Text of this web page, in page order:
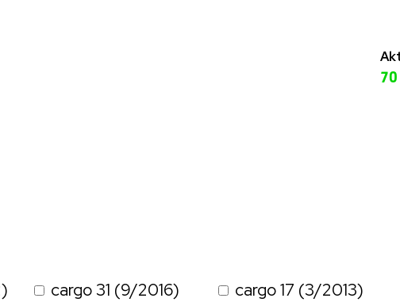
70
cargo 31 (9/2016)
cargo 17 (3/2013)